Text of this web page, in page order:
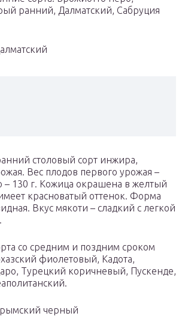
ранний, Далматский, Сабруция
столовый сорт инжира,
Вес плодов первого урожая –
– 130 г. Кожица окрашена в желтый
красноватый оттенок. Форма
Вкус мякоти – сладкий с легкой
со средним и поздним сроком
фиолетовый, Кадота,
Турецкий коричневый, Пускенде,
черный